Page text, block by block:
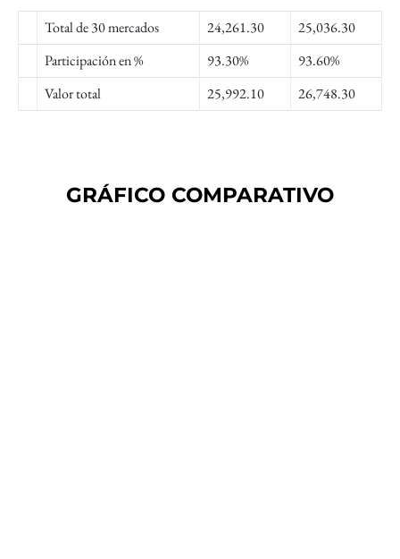
Total de 30 mercados 24,261.30
25,036.30
Participación en %
93.30%
93.60%
Valor total
25,992.10 26,748.30
GRÁFICO COMPARATIVO